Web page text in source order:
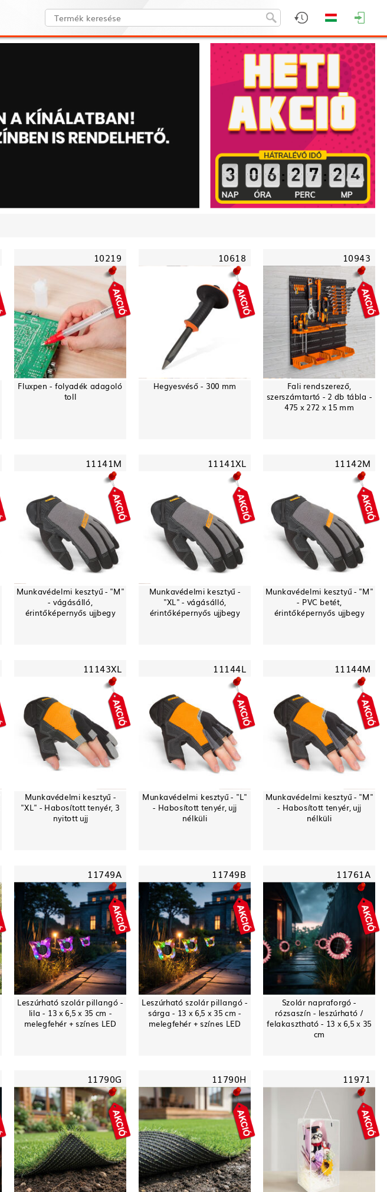
: :
10219
Fluxpen - folyadék adagoló
toll
10618
Hegyesvéső - 300 mm
10943
Fali rendszerező,
szerszámtartó - 2 db tábla -
475 x 272 x 15 mm
11141M
Munkavédelmi kesztyű - "M"
- vágásálló,
érintőképernyős ujjbegy
11141XL
Munkavédelmi kesztyű -
"XL" - vágásálló,
érintőképernyős ujjbegy
11142M
Munkavédelmi kesztyű - "M"
- PVC betét,
érintőképernyős ujjbegy
11143XL
Munkavédelmi kesztyű -
"XL" - Habosított tenyér, 3
nyitott ujj
11144L
Munkavédelmi kesztyű - "L"
- Habosított tenyér, ujj
nélküli
11144M
Munkavédelmi kesztyű - "M"
- Habosított tenyér, ujj
nélküli
11749A
Leszúrható szolár pillangó -
lila - 13 x 6,5 x 35 cm -
melegfehér + színes LED
11749B
Leszúrható szolár pillangó -
sárga - 13 x 6,5 x 35 cm -
melegfehér + színes LED
11761A
Szolár napraforgó -
rózsaszín - leszúrható /
felakasztható - 13 x 6,5 x 35
cm
11790G 11790H 11971